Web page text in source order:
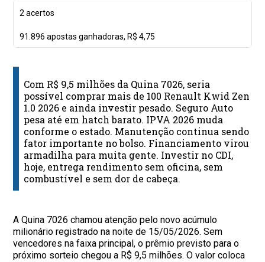
2 acertos
91.896 apostas ganhadoras, R$ 4,75
Com R$ 9,5 milhões da Quina 7026, seria
possível comprar mais de 100 Renault Kwid Zen
1.0 2026 e ainda investir pesado. Seguro Auto
pesa até em hatch barato. IPVA 2026 muda
conforme o estado. Manutenção continua sendo
fator importante no bolso. Financiamento virou
armadilha para muita gente. Investir no CDI,
hoje, entrega rendimento sem oficina, sem
combustível e sem dor de cabeça.
A Quina 7026 chamou atenção pelo novo acúmulo
milionário registrado na noite de 15/05/2026. Sem
vencedores na faixa principal, o prêmio previsto para o
próximo sorteio chegou a R$ 9,5 milhões. O valor coloca